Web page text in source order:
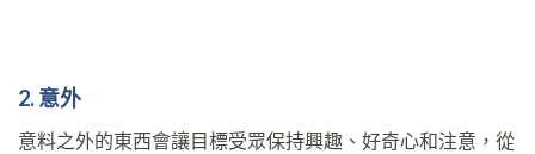
2. 意外
意料之外的東西會讓目標受眾保持興趣、好奇心和注意，從